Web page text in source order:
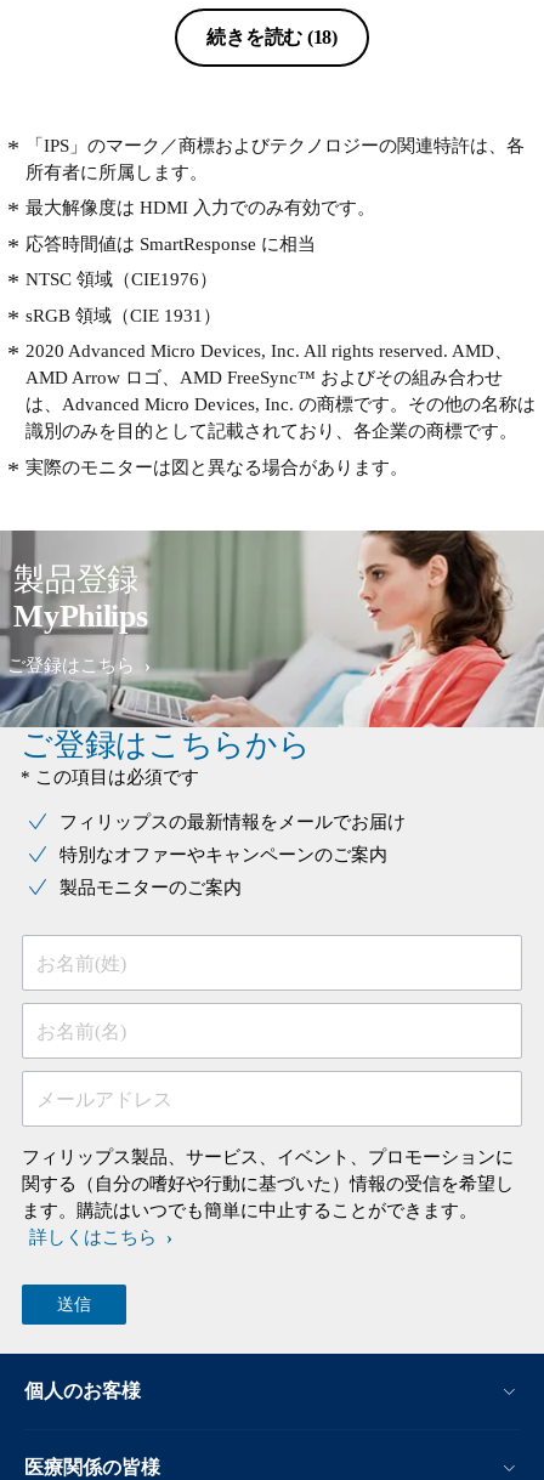
続きを読む (18)
「IPS」のマーク／商標およびテクノロジーの関連特許は、各
所有者に所属します。
最大解像度は HDMI 入力でのみ有効です。
応答時間値は SmartResponse に相当
NTSC 領域（CIE1976）
sRGB 領域（CIE 1931）
2020 Advanced Micro Devices, Inc. All rights reserved. AMD、
AMD Arrow ロゴ、AMD FreeSync™ およびその組み合わせ
は、Advanced Micro Devices, Inc. の商標です。その他の名称は
識別のみを目的として記載されており、各企業の商標です。
実際のモニターは図と異なる場合があります。
製品登録
MyPhilips
ご登録はこちら
ご登録はこちらから
* この項目は必須です
フィリップスの最新情報をメールでお届け
特別なオファーやキャンペーンのご案内
製品モニターのご案内
お名前(姓)
お名前(名)
メールアドレス
フィリップス製品、サービス、イベント、プロモーションに
関する（自分の嗜好や行動に基づいた）情報の受信を希望し
ます。購読はいつでも簡単に中止することができます。
詳しくはこちら
個人のお客様
医療関係の皆様